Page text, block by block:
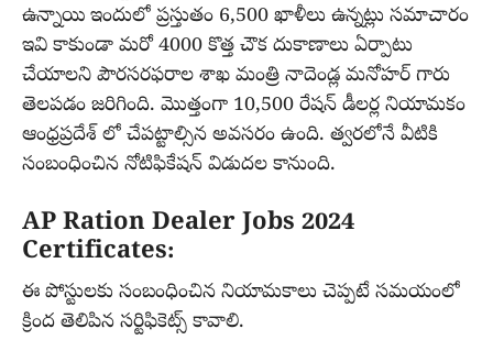
ఉన్నాయి ఇందులో ప్రస్తుతం 6,500 ఖాళీలు ఉన్నట్లు సమాచారం
ఇవి కాకుండా మరో 4000 కొత్త చౌక దుకాణాలు ఏర్పాటు
చేయాలని పౌరసరఫరాల శాఖ మంత్రి నాదెండ్ల మనోహర్ గారు
తెలపడం జరిగింది. మొత్తంగా 10,500 రేషన్ డీలర్ల నియామకం
ఆంధ్రప్రదేశ్ లో చేపట్టాల్సిన అవసరం ఉంది. త్వరలోనే వీటికి
సంబంధించిన నోటిఫికేషన్ విడుదల కానుంది.
AP Ration Dealer Jobs 2024
Certificates:
ఈ పోస్టులకు సంబంధించిన నియామకాలు చెప్పటే సమయంలో
క్రింద తెలిపిన సర్టిఫికెట్స్ కావాలి.